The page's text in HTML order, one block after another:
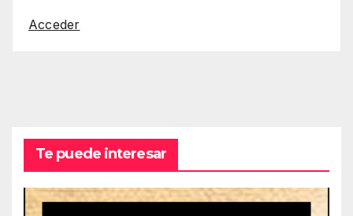
Acceder
Te puede interesar